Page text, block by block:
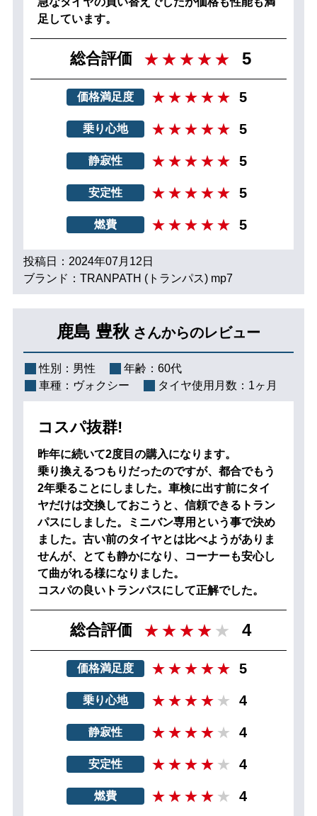
足しています。
総合評価 5
価格満足度 5
乗り心地 5
静寂性 5
安定性 5
燃費 5
投稿日：2024年07月12日
ブランド：TRANPATH (トランパス) mp7
鹿島 豊秋 さんからのレビュー
性別： 男性 年齢： 60代
車種： ヴォクシー タイヤ使用月数： 1ヶ月
コスパ抜群!
昨年に続いて2度目の購入になります。
乗り換えるつもりだったのですが、都合でもう
2年乗ることにしました。車検に出す前にタイ
ヤだけは交換しておこうと、信頼できるトラン
パスにしました。ミニバン専用という事で決め
ました。古い前のタイヤとは比べようがありま
せんが、とても静かになり、コーナーも安心し
て曲がれる様になりました。
コスパの良いトランパスにして正解でした。
総合評価 4
価格満足度 5
乗り心地 4
静寂性 4
安定性 4
燃費 4